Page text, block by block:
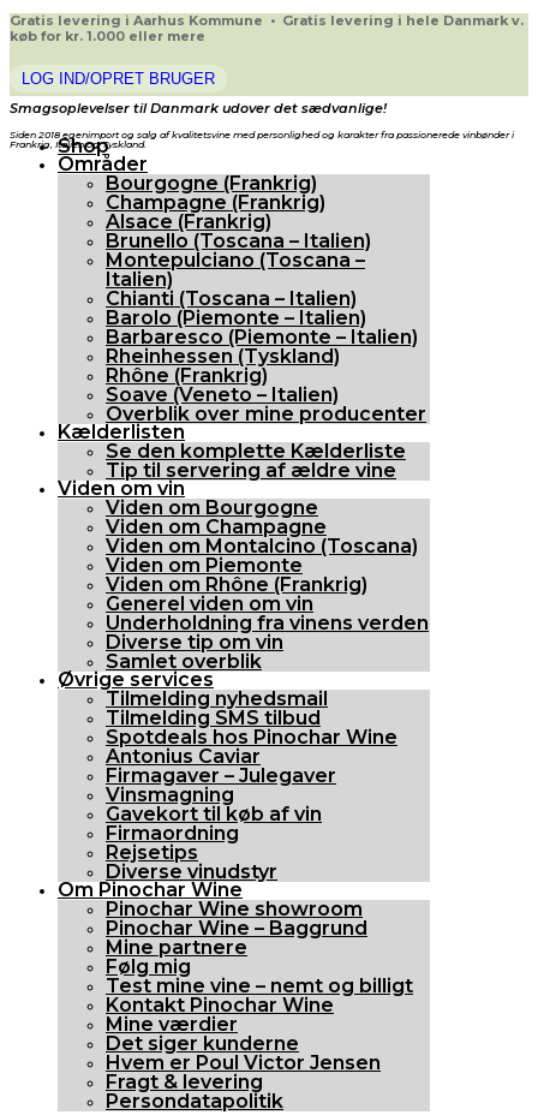
Gratis levering i Aarhus Kommune • Gratis levering i hele Danmark v.
køb for kr. 1.000 eller mere
LOG IND/OPRET BRUGER
Smagsoplevelser til Danmark udover det sædvanlige!
Siden 2018 egenimport og salg af kvalitetsvine med personlighed og karakter fra passionerede vinbønder i
Frankrig, Italien og Tyskland.
Shop
Områder
Bourgogne (Frankrig)
Champagne (Frankrig)
Alsace (Frankrig)
Brunello (Toscana – Italien)
Montepulciano (Toscana –
Italien)
Chianti (Toscana – Italien)
Barolo (Piemonte – Italien)
Barbaresco (Piemonte – Italien)
Rheinhessen (Tyskland)
Rhône (Frankrig)
Soave (Veneto – Italien)
Overblik over mine producenter
Kælderlisten
Se den komplette Kælderliste
Tip til servering af ældre vine
Viden om vin
Viden om Bourgogne
Viden om Champagne
Viden om Montalcino (Toscana)
Viden om Piemonte
Viden om Rhône (Frankrig)
Generel viden om vin
Underholdning fra vinens verden
Diverse tip om vin
Samlet overblik
Øvrige services
Tilmelding nyhedsmail
Tilmelding SMS tilbud
Spotdeals hos Pinochar Wine
Antonius Caviar
Firmagaver – Julegaver
Vinsmagning
Gavekort til køb af vin
Firmaordning
Rejsetips
Diverse vinudstyr
Om Pinochar Wine
Pinochar Wine showroom
Pinochar Wine – Baggrund
Mine partnere
Følg mig
Test mine vine – nemt og billigt
Kontakt Pinochar Wine
Mine værdier
Det siger kunderne
Hvem er Poul Victor Jensen
Fragt & levering
Persondatapolitik